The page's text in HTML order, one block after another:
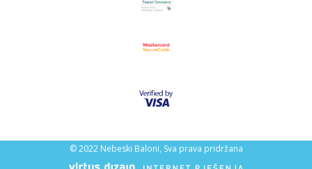
© 2022 Nebeski Baloni, Sva prava pridržana